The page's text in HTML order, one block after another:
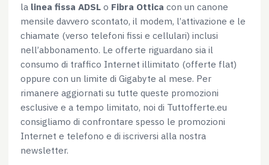
Selezione
consenso
Necessari
Preferenze
Statistiche
Marketing
la linea fissa ADSL o Fibra Ottica con un canone
mensile davvero scontato, il modem, l’attivazione e le
chiamate (verso telefoni fissi e cellulari) inclusi
nell’abbonamento. Le offerte riguardano sia il
consumo di traffico Internet illimitato (offerte flat)
oppure con un limite di Gigabyte al mese. Per
rimanere aggiornati su tutte queste promozioni
esclusive e a tempo limitato, noi di Tuttofferte.eu
consigliamo di confrontare spesso le promozioni
Internet e telefono e di iscriversi alla nostra
newsletter.